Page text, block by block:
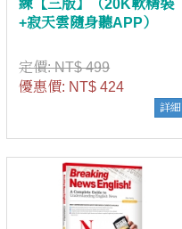
練【三版】（20K軟精裝
+寂天雲隨身聽APP）
定價:NT$ 499
優惠價: NT$ 424
詳細